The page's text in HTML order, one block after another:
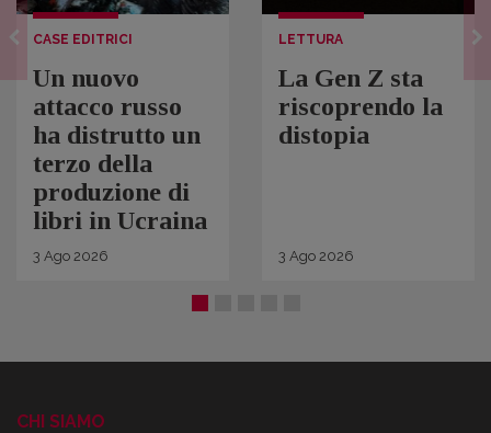
CASE EDITRICI
Un nuovo
attacco russo
ha distrutto un
terzo della
produzione di
libri in Ucraina
3 Ago 2026
LETTURA
La Gen Z sta
riscoprendo la
distopia
3 Ago 2026
CHI SIAMO